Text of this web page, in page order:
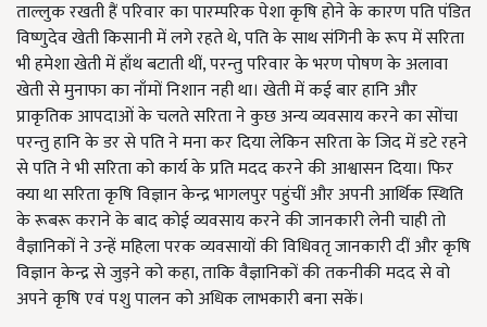
ताल्लुक रखती हैं परिवार का पारम्परिक पेशा कृषि होने के कारण पति पंडित
विष्णुदेव खेती किसानी में लगे रहते थे, पति के साथ संगिनी के रूप में सरिता
भी हमेशा खेती में हाँथ बटाती थीं, परन्तु परिवार के भरण पोषण के अलावा
खेती से मुनाफा का नाँमों निशान नही था। खेती में कई बार हानि और
प्राकृतिक आपदाओं के चलते सरिता ने कुछ अन्य व्यवसाय करने का सोंचा
परन्तु हानि के डर से पति ने मना कर दिया लेकिन सरिता के जिद में डटे रहने
से पति ने भी सरिता को कार्य के प्रति मदद करने की आश्वासन दिया। फिर
क्या था सरिता कृषि विज्ञान केन्द्र भागलपुर पहुंचीं और अपनी आर्थिक स्थिति
के रूबरू कराने के बाद कोई व्यवसाय करने की जानकारी लेनी चाही तो
वैज्ञानिकों ने उन्हें महिला परक व्यवसायों की विधिवतृ जानकारी दीं और कृषि
विज्ञान केन्द्र से जुड़ने को कहा, ताकि वैज्ञानिकों की तकनीकी मदद से वो
अपने कृषि एवं पशु पालन को अधिक लाभकारी बना सकें।